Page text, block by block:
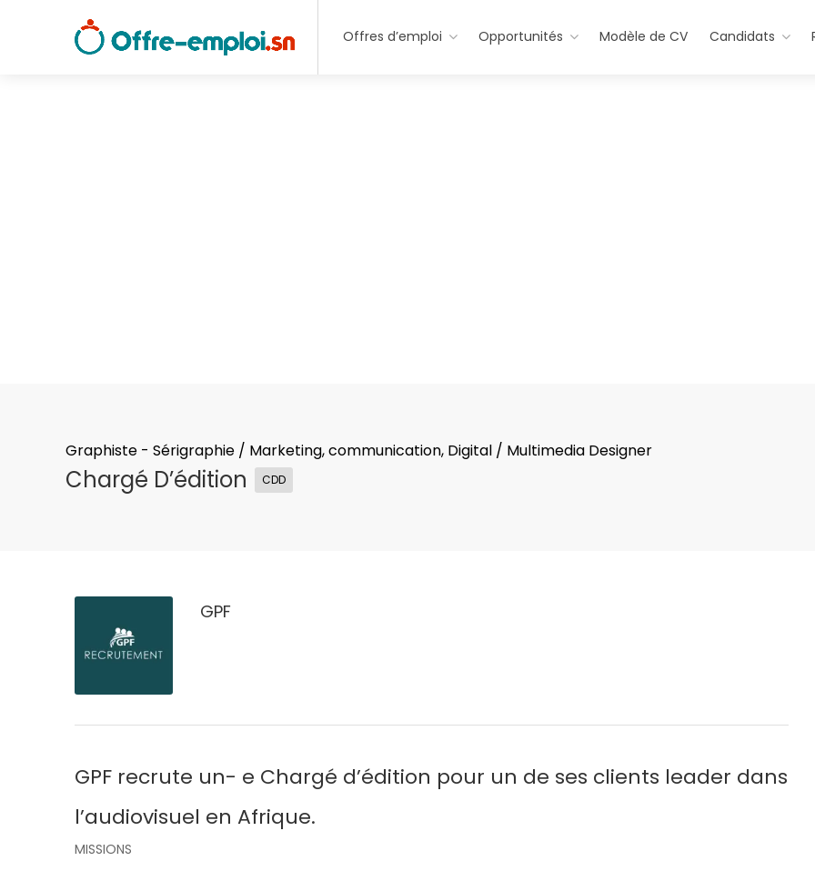
Offres d’emploi Opportunités Modèle de CV Candidats
Graphiste - Sérigraphie / Marketing, communication, Digital / Multimedia Designer
Chargé D’édition CDD
GPF
GPF recrute un- e Chargé d’édition pour un de ses clients leader dans
l’audiovisuel en Afrique.
MISSIONS